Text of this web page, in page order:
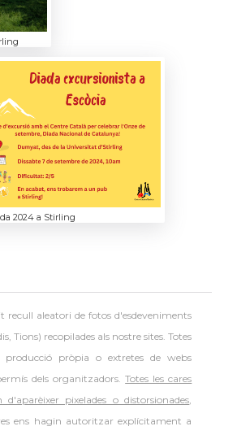
2024 a Stirling
recull aleatori defotos d'esdeveniments
Tions) recopilades als nostre sites. Totes
producció pròpia o extretes de webs
dels organitzadors.Totes les cares
pixelades o distorsionades,
ens hagin autoritzar explícitament a